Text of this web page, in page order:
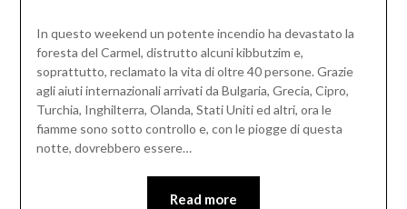
In questo weekend un potente incendio ha devastato la
foresta del Carmel, distrutto alcuni kibbutzim e,
soprattutto, reclamato la vita di oltre 40 persone. Grazie
agli aiuti internazionali arrivati da Bulgaria, Grecia, Cipro,
Turchia, Inghilterra, Olanda, Stati Uniti ed altri, ora le
fiamme sono sotto controllo e, con le piogge di questa
notte, dovrebbero essere…
Read more